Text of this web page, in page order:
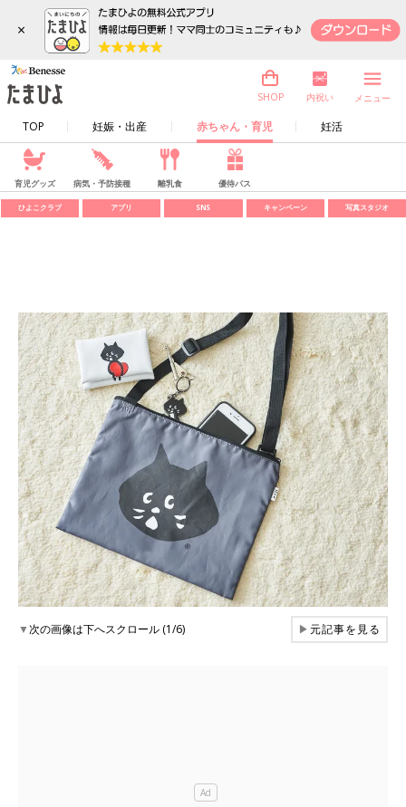
×
TOP 妊娠・出産 赤ちゃん・育児 妊活
SHOP 内祝い メニュー
育児グッズ 病気・予防接種 離乳食 優待パス
ひよこクラブ アプリ SNS キャンペーン 写真スタジオ
▼次の画像は下へスクロール (1/6) ▶元記事を見る